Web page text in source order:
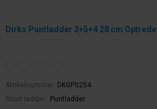
Dirks Puntladder 2+5+4 28 cm Optrede
Artikelnummer: DKGP0254
Soort ladder:
Puntladder